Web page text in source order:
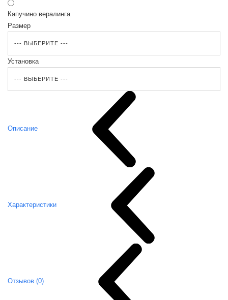
Капучино вералинга
Размер
Установка
Описание
Характеристики
Отзывов (0)